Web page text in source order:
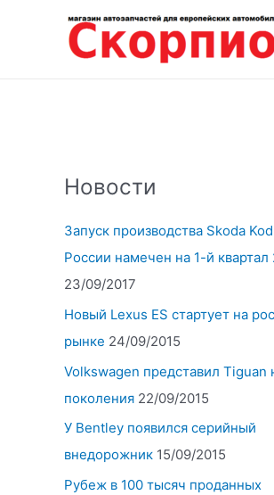
содержимому
Новости
Запуск производства Skoda
России намечен на 1-й квартал
23/09/2017
Новый Lexus ES стартует на
рынке 24/09/2015
Volkswagen представил Tiguan
поколения 22/09/2015
У Bentley появился серийный
внедорожник 15/09/2015
Рубеж в 100 тысяч проданных